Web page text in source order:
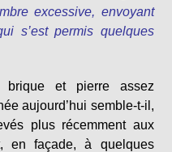
excessive, envoyant
s’est permis quelques
brique et pierre assez
aujourd’hui semble-t-il,
plus récemment aux
en façade, à quelques